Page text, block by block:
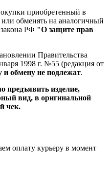
приобретенный в
обменять на аналогичный
закона РФ "О защите прав
Правительства
1998 г. №55 (редакция от
и обмену не подлежат.
предъявить изделие,
вид, в оригинальной
чек.
оплату курьеру в момент